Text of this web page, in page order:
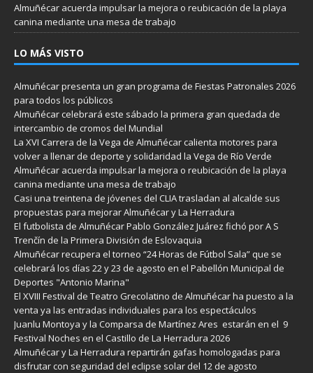
Almuñécar acuerda impulsar la mejora o reubicación de la playa
canina mediante una mesa de trabajo
LO MÁS VISTO
Almuñécar presenta un gran programa de Fiestas Patronales 2026
para todos los públicos
Almuñécar celebrará este sábado la primera gran quedada de
intercambio de cromos del Mundial
La XVI Carrera de la Vega de Almuñécar calienta motores para
volver a llenar de deporte y solidaridad la Vega de Río Verde
Almuñécar acuerda impulsar la mejora o reubicación de la playa
canina mediante una mesa de trabajo
Casi una treintena de jóvenes del CLIA trasladan al alcalde sus
propuestas para mejorar Almuñécar y La Herradura
El futbolista de Almuñécar Pablo González Juárez fichó por A S
Trenčín de la Primera División de Eslovaquia
Almuñécar recupera el torneo “24 Horas de Fútbol Sala” que se
celebrará los días 22 y 23 de agosto en el Pabellón Municipal de
Deportes "Antonio Marina"
El XVIII Festival de Teatro Grecolatino de Almuñécar ha puesto a la
venta ya las entradas individuales para los espectáculos
Juanlu Montoya y la Comparsa de Martínez Ares estarán en el 9
Festival Noches en el Castillo de La Herradura 2026
Almuñécar y La Herradura repartirán gafas homologadas para
disfrutar con seguridad del eclipse solar del 12 de agosto